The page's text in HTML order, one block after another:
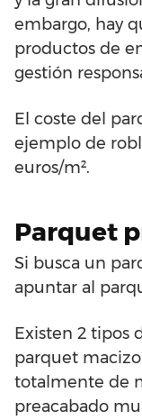
embargo, hay
productos de
gestión
El coste del
ejemplo de
euros/m².
Parquet
Si busca un
apuntar al
Existen 2 tipos
parquet
totalmente de
preacabado